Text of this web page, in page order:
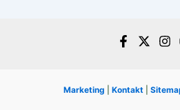
Marketing Kontakt